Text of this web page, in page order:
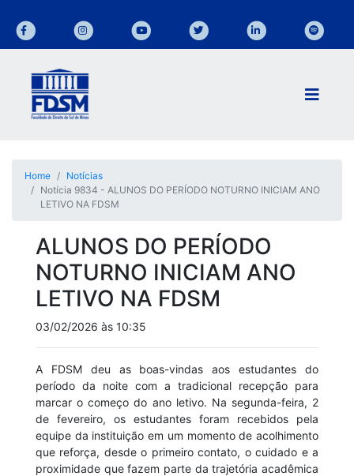
Home
Notícias
Notícia 9834 - ALUNOS DO PERÍODO NOTURNO INICIAM ANO
LETIVO NA FDSM
ALUNOS DO PERÍODO
NOTURNO INICIAM ANO
LETIVO NA FDSM
03/02/2026 às 10:35
A FDSM deu as boas-vindas aos estudantes do
período da noite com a tradicional recepção para
marcar o começo do ano letivo. Na segunda-feira, 2
de fevereiro, os estudantes foram recebidos pela
equipe da instituição em um momento de acolhimento
que reforça, desde o primeiro contato, o cuidado e a
proximidade que fazem parte da trajetória acadêmica